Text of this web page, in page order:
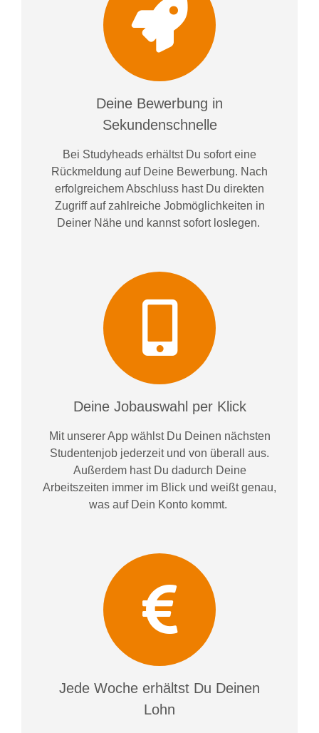
Deine Bewerbung in
Sekundenschnelle
Bei Studyheads erhältst Du sofort eine
Rückmeldung auf Deine Bewerbung. Nach
erfolgreichem Abschluss hast Du direkten
Zugriff auf zahlreiche Jobmöglichkeiten in
Deiner Nähe und kannst sofort loslegen.
Deine Jobauswahl per Klick
Mit unserer App wählst Du Deinen nächsten
Studentenjob jederzeit und von überall aus.
Außerdem hast Du dadurch Deine
Arbeitszeiten immer im Blick und weißtgenau,
was auf Dein Konto kommt.
Jede Woche erhältst Du Deinen
Lohn